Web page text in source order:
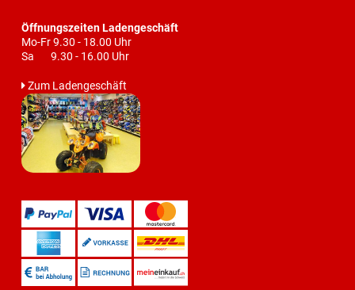
Öffnungszeiten Ladengeschäft
Mo-Fr 9.30 - 18.00 Uhr
Sa 9.30 - 16.00 Uhr
Zum Ladengeschäft